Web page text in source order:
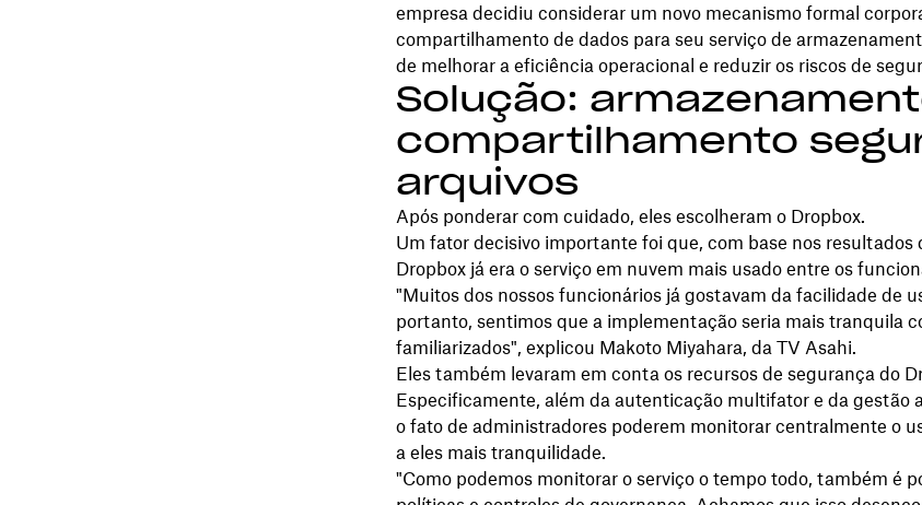
empresa decidiu considerar um novo mecanismo formal
compartilhamento de dados para seu serviço de
de melhorar a eficiência operacional e reduzir os riscos de
Solução:
compartilhamento
arquivos
Após ponderar com cuidado, eles escolheram o Dropbox.
Um fator decisivo importante foi que, com base nos resultados
Dropbox já era o serviço em nuvem mais usado entre os
"Muitos dos nossos funcionários já gostavam da facilidade de
portanto, sentimos que a implementação seria mais tranquila
familiarizados", explicou Makoto Miyahara, da TV Asahi.
Eles também levaram em conta os recursos de segurança do
Especificamente, além da autenticação multifator e da gestão
o fato de administradores poderem monitorar centralmente o
a eles mais tranquilidade.
"Como podemos monitorar o serviço o tempo todo, também é